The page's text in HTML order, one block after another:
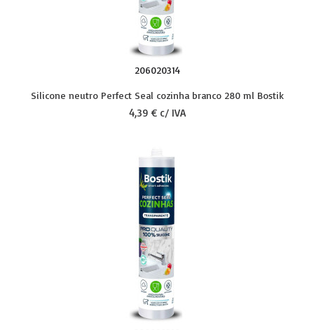
206020314
Silicone neutro Perfect Seal cozinha branco 280 ml Bostik
4,39 € c/ IVA